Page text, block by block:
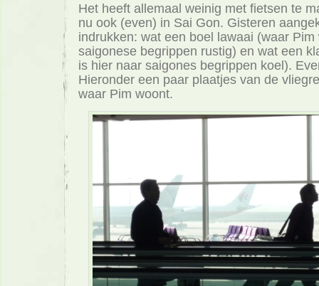
Het heeft allemaal weinig met fietsen te
nu ook (even) in Sai Gon. Gisteren
indrukken: wat een boel lawaai (waar
saigonese begrippen rustig) en wat een
is hier naar saigones begrippen koel).
Hieronder een paar plaatjes van de
waar Pim woont.